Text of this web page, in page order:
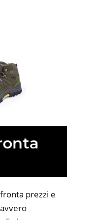
prezzi e